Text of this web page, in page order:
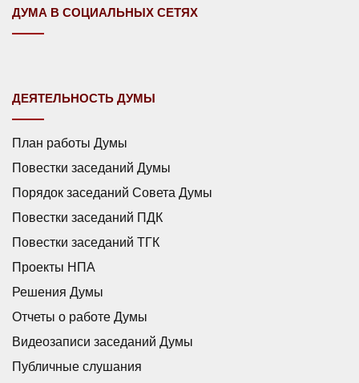
ДУМА В СОЦИАЛЬНЫХ СЕТЯХ
ДЕЯТЕЛЬНОСТЬ ДУМЫ
План работы Думы
Повестки заседаний Думы
Порядок заседаний Совета Думы
Повестки заседаний ПДК
Повестки заседаний ТГК
Проекты НПА
Решения Думы
Отчеты о работе Думы
Видеозаписи заседаний Думы
Публичные слушания